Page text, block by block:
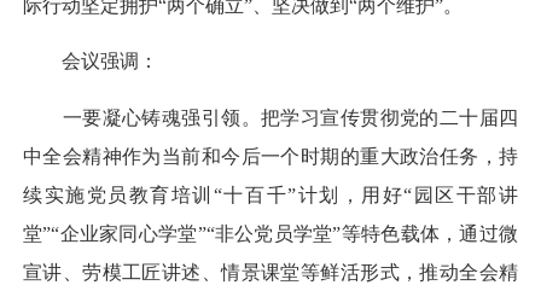
际行动坚定拥护“两个确立”、坚决做到“两个维护”。
会议强调：
一要凝心铸魂强引领。把学习宣传贯彻党的二十届四
中全会精神作为当前和今后一个时期的重大政治任务，持
续实施党员教育培训“十百千”计划，用好“园区干部讲
堂”“企业家同心学堂”“非公党员学堂”等特色载体，通过微
宣讲、劳模工匠讲述、情景课堂等鲜活形式，推动全会精